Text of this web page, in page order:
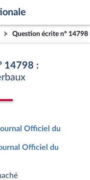
Question écrite n° 14798
14798 :
Officiel du
Officiel du